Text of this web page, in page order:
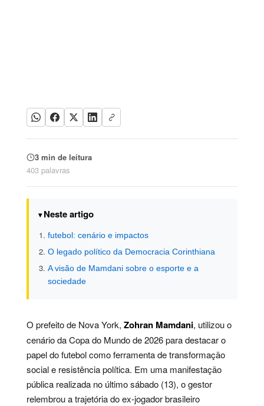
3 min de leitura
403 palavras
Neste artigo
futebol: cenário e impactos
O legado político da Democracia Corinthiana
A visão de Mamdani sobre o esporte e a
sociedade
O prefeito de Nova York, Zohran Mamdani, utilizou o
cenário da Copa do Mundo de 2026 para destacar o
papel do futebol como ferramenta de transformação
social e resistência política. Em uma manifestação
pública realizada no último sábado (13), o gestor
relembrou a trajetória do ex-jogador brasileiro